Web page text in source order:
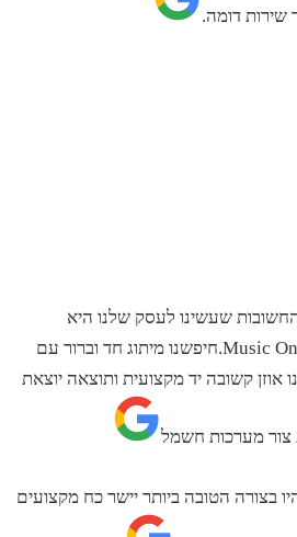
שירות דומה.
שעשינו לעסק שלנו היא
ההחלטה לעבוד עם Music On Hold.חיפשנו מיתוג חד וברור עם
אוזן קשובה יד מקצועית ותוצאה יוצאת
צור מערכות חשמל
בצורה הטובה ביותר יישר כח מקצועים